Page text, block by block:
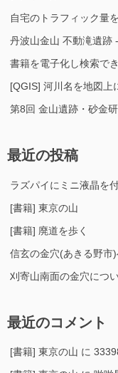
自宅のトラフィック量
丹波山金山 不動滝遺跡
書籍を電子化し検索で
[QGIS] 河川名を地図上
第8回 金山遺跡・砂金
最近の投稿
ラズパイにミニ液晶を
[書籍] 東京の山
[書籍] 廃道を歩く
信玄の金穴(あきる野市
刈寄山南面の金穴につ
最近のコメント
[書籍] 東京の山 に